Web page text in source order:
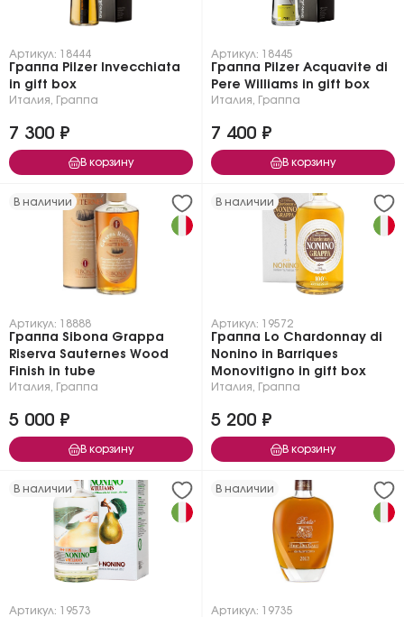
Артикул: 18444
Граппа Pilzer Invecchiata
in gift box
Италия Граппа
7 300 ₽
В корзину
Артикул: 18445
Граппа Pilzer Acquavite di
Pere Williams in gift box
Италия Граппа
7 400 ₽
В корзину
В наличии
Артикул: 18888
Граппа Sibona Grappa
Riserva Sauternes Wood
Finish in tube
Италия Граппа
5 000 ₽
В корзину
В наличии
Артикул: 19572
Граппа Lo Chardonnay di
Nonino in Barriques
Monovitigno in gift box
Италия Граппа
5 200 ₽
В корзину
В наличии
Артикул: 19573
В наличии
Артикул: 19735